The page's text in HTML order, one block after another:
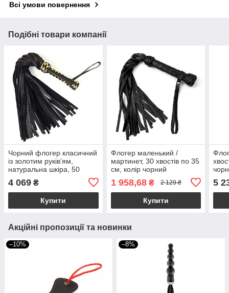
Всі умови повернення
Подібні товари компанії
Чорний флогер класичний
із золотим руків’ям,
натуральна шкіра, 50
20см
4 069 ₴
Купити
Флогер маленький /
мартинет, 30 хвостів по 35
см, колір чорний
1 958,68₴ 2 129 ₴
Купити
5
Акційні пропозиції та новинки
–10% –8%